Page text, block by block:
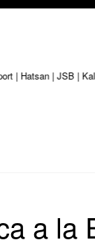
| JSB |
a la